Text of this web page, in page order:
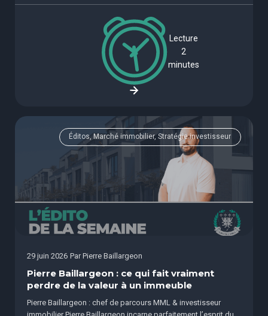
Lecture
2
minutes
Éditos, Marché immobilier, Stratégie investisseur
29 juin 2026 Par Pierre Baillargeon
Pierre Baillargeon : ce qui fait vraiment
perdre de la valeur à un immeuble
Pierre Baillargeon : chef de parcours MML & investisseur